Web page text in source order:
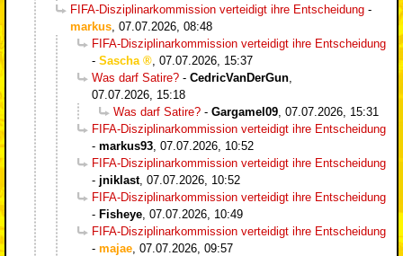
FIFA-Disziplinarkommission verteidigt ihre Entscheidung -
markus 07.07.2026, 08:48
FIFA-Disziplinarkommission verteidigt ihre Entscheidung
- Sascha
07.07.2026, 15:37
Was darf Satire? - CedricVanDerGun
07.07.2026, 15:18
Was darf Satire? - Gargamel09 07.07.2026, 15:31
FIFA-Disziplinarkommission verteidigt ihre Entscheidung
- markus93 07.07.2026, 10:52
FIFA-Disziplinarkommission verteidigt ihre Entscheidung
- jniklast, 07.07.2026, 10:52
FIFA-Disziplinarkommission verteidigt ihre Entscheidung
- Fisheye 07.07.2026, 10:49
FIFA-Disziplinarkommission verteidigt ihre Entscheidung
- majae 07.07.2026, 09:57